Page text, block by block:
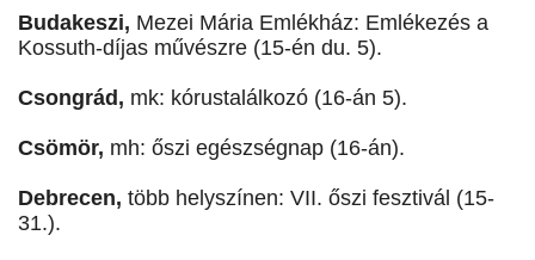
Budakeszi, Mezei Mária Emlékház: Emlékezés a
Kossuth-díjas művészre (15-én du. 5).
Csongrád, mk: kórustalálkozó (16-án 5).
Csömör, mh: őszi egészségnap (16-án).
Debrecen, több helyszínen: VII. őszi fesztivál (15-
31.).